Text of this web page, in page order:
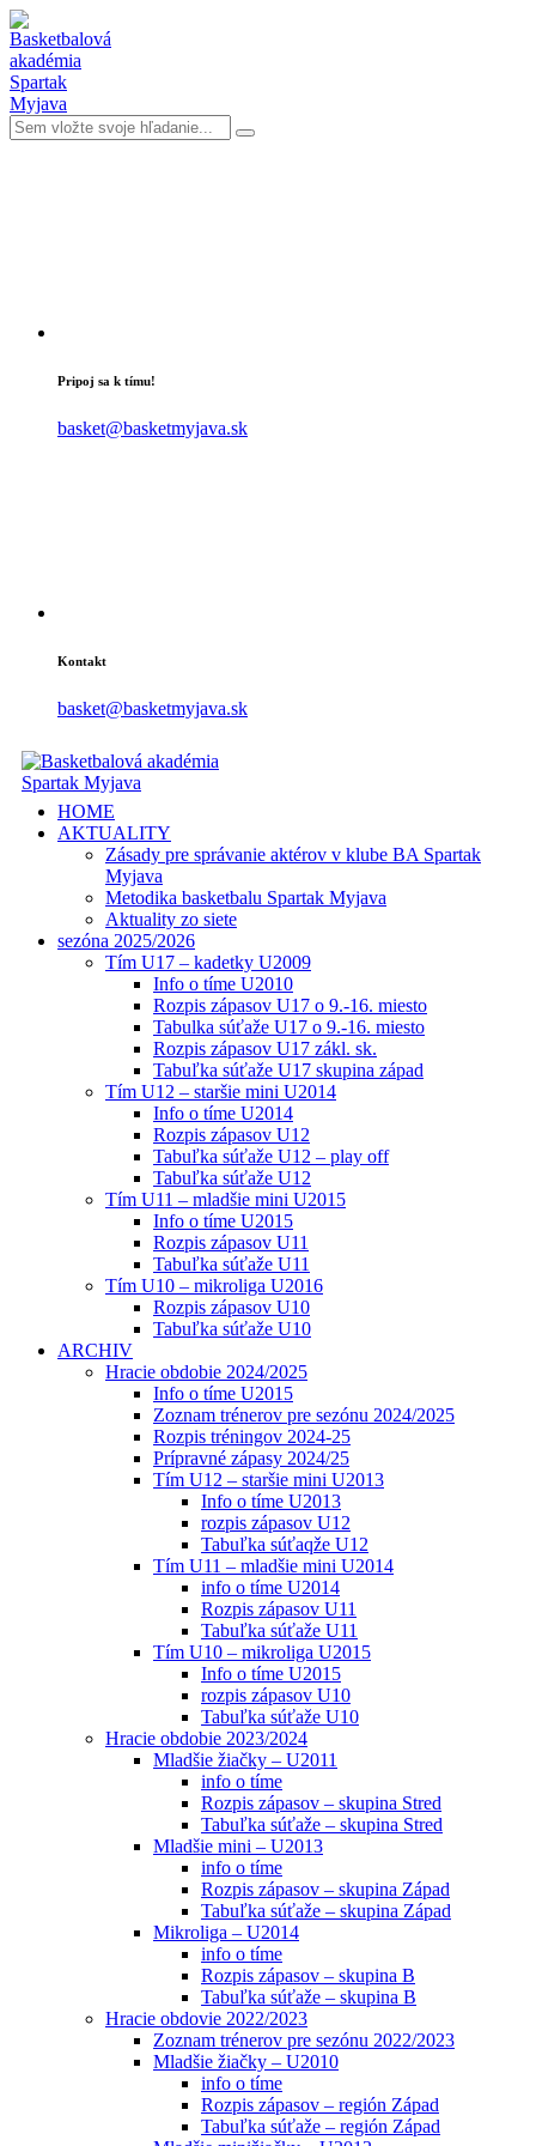
Pripoj sa k tímu!
basket@basketmyjava.sk
Kontakt
basket@basketmyjava.sk
HOME
AKTUALITY
Zásady pre správanie aktérov v klube BA Spartak
Myjava
Metodika basketbalu Spartak Myjava
Aktuality zo siete
sezóna 2025/2026
Tím U17 – kadetky U2009
Info o tíme U2010
Rozpis zápasov U17 o 9.-16. miesto
Tabulka súťaže U17 o 9.-16. miesto
Rozpis zápasov U17 zákl. sk.
Tabuľka súťaže U17 skupina západ
Tím U12 – staršie mini U2014
Info o tíme U2014
Rozpis zápasov U12
Tabuľka súťaže U12 – play off
Tabuľka súťaže U12
Tím U11 – mladšie mini U2015
Info o tíme U2015
Rozpis zápasov U11
Tabuľka súťaže U11
Tím U10 – mikroliga U2016
Rozpis zápasov U10
Tabuľka súťaže U10
ARCHIV
Hracie obdobie 2024/2025
Info o tíme U2015
Zoznam trénerov pre sezónu 2024/2025
Rozpis tréningov 2024-25
Prípravné zápasy 2024/25
Tím U12 – staršie mini U2013
Info o tíme U2013
rozpis zápasov U12
Tabuľka súťaqže U12
Tím U11 – mladšie mini U2014
info o tíme U2014
Rozpis zápasov U11
Tabuľka súťaže U11
Tím U10 – mikroliga U2015
Info o tíme U2015
rozpis zápasov U10
Tabuľka súťaže U10
Hracie obdobie 2023/2024
Mladšie žiačky – U2011
info o tíme
Rozpis zápasov – skupina Stred
Tabuľka súťaže – skupina Stred
Mladšie mini – U2013
info o tíme
Rozpis zápasov – skupina Západ
Tabuľka súťaže – skupina Západ
Mikroliga – U2014
info o tíme
Rozpis zápasov – skupina B
Tabuľka súťaže – skupina B
Hracie obdovie 2022/2023
Zoznam trénerov pre sezónu 2022/2023
Mladšie žiačky – U2010
info o tíme
Rozpis zápasov – región Západ
Tabuľka súťaže – región Západ